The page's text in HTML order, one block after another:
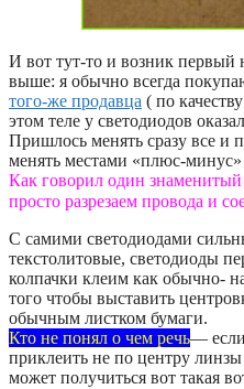
И вот тут-то и возник первый
выше: я обычно всегда
того-же продавца ( по
этом теле у светодиодов
Пришлось менять сразу все и
менять местами «плюс-минус»
Как говорил один
просто разрезаем провода и
С самими светодиодами
текстолитовые, светодиоды
колпачки клеим как обычно-
того чтобы выставить
обычным листком бумаги.
Кто не понял о чем речь— если
приклеить не по центру линзы
может получиться вот такая